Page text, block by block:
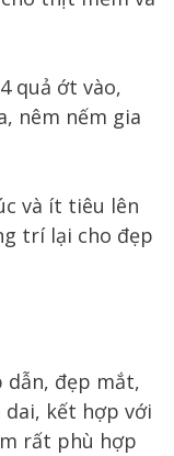
quả ớt vào,
nêm nếm gia
và ít tiêu lên
trí lại cho đẹp
dẫn, đẹp mắt,
kết hợp với
rất phù hợp